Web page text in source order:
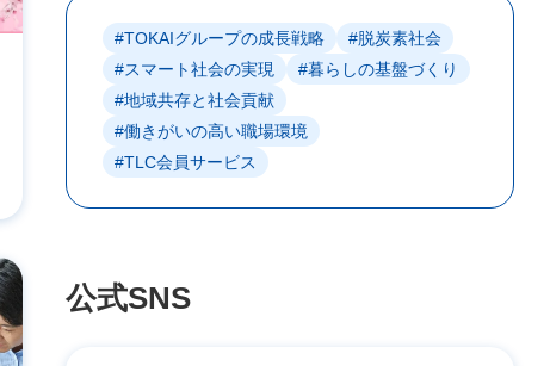
#TOKAIグループの成長戦略
#脱炭素社会
#スマート社会の実現
#暮らしの基盤づくり
#地域共存と社会貢献
#働きがいの高い職場環境
#TLC会員サービス
公式SNS